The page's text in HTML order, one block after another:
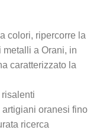
colori, ripercorre la
a Orani, in
caratterizzato la
risalenti
artigiani oranesi fino
ricerca